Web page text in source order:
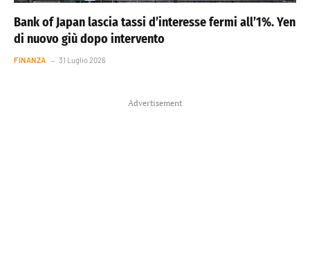
Bank of Japan lascia tassi d’interesse fermi all’1%. Yen
di nuovo giù dopo intervento
FINANZA 31 Luglio 2026
Advertisement